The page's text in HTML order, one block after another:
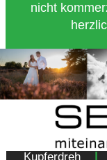
nicht
Copyright
Kupferdreh
|